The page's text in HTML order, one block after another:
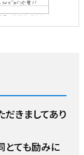
だきましてあり
とても励みに